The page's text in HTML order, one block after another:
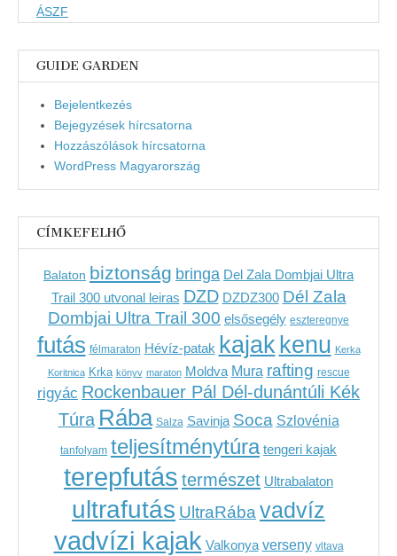
ÁSZF
GUIDE GARDEN
Bejelentkezés
Bejegyzések hírcsatorna
Hozzászólások hírcsatorna
WordPress Magyarország
CÍMKEFELHŐ
Balaton biztonság bringa Del Zala Dombjai Ultra
Trail 300 utvonal leiras DZD DZDZ300 Dél Zala
Dombjai Ultra Trail 300 elsősegély eszteregnye
futás félmaraton Hévíz-patak kajak kenu Kerka
Koritnica Krka könyv maraton Moldva Mura rafting rescue
rigyác Rockenbauer Pál Dél-dunántúli Kék
Túra Rába Salza Savinja Soca Szlovénia
tanfolyam teljesítménytúra tengeri kajak
terepfutás természet Ultrabalaton
ultrafutás UltraRába vadvíz
vadvízi kajak Valkonya verseny vltava